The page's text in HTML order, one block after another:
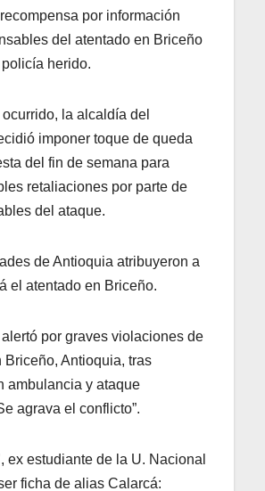
por información
del atentado en Briceño
herido.
la alcaldía del
imponer toque de queda
del fin de semana para
retaliaciones por parte de
del ataque.
de Antioquia atribuyeron a
el atentado en Briceño.
por graves violaciones de
Briceño, Antioquia, tras
ambulancia y ataque
agrava el conflicto”.
ex estudiante de la U. Nacional
ficha de alias Calarcá: